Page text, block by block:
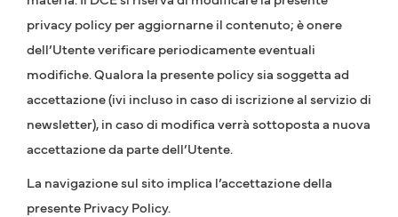
privacy policy per aggiornarne il contenuto; è onere
dell’Utente verificare periodicamente eventuali
modifiche. Qualora la presente policy sia soggetta ad
accettazione (ivi incluso in caso di iscrizione al servizio di
newsletter), in caso di modifica verrà sottoposta a nuova
accettazione da parte dell’Utente.
La navigazione sul sito implica l’accettazione della
presente Privacy Policy.